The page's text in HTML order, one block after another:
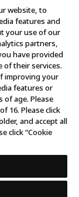
ブ会員規約
・テキスト・デ
website, to
features and
your use of our
partners,
have provided
of their services.
improving your
features or
of age. Please
16. Please click
and accept all
click “Cookie